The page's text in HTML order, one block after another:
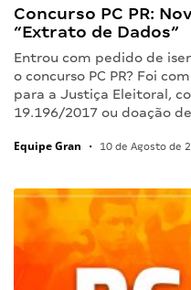
Concurso PC PR:
“Extrato de Dados”
Entrou com pedido de
o concurso PC PR? Foi
para a Justiça Eleitoral,
19.196/2017 ou doação
Equipe Gran • 10 de Agosto de